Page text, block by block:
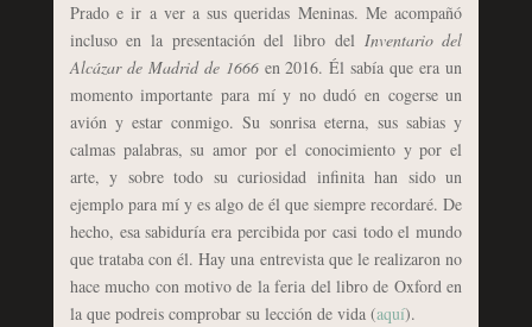
Prado e ir a ver a sus queridas Meninas. Me acompañó
incluso en la presentación del libro del Inventario del
Alcázar de Madrid de 1666en 2016. Él sabía que era un
momento importante para mí y no dudó en cogerse un
avión y estar conmigo. Su sonrisa eterna, sus sabias y
calmas palabras, su amor por el conocimiento y por el
arte, y sobre todo su curiosidad infinita han sido un
ejemplo para mí y es algo de él que siempre recordaré. De
hecho, esa sabiduría era percibida por casi todo el mundo
que trataba con él. Hay una entrevista que le realizaron no
hace mucho con motivo de la feria del libro de Oxford en
la que podreis comprobar su lección de vida (aquí).